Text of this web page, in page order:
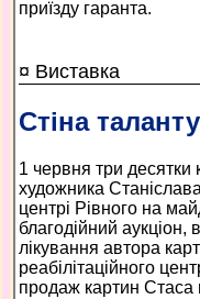
приїзду гаранта.
¤ Виставка
Стіна таланту
1 червня три десятки
художника
центрі Рівного на
благодійний аукціон,
лікування автора
реабілітаційного
продаж картин Стаса